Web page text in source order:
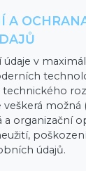
A
v
veškerá možná
a organizační
údajů.